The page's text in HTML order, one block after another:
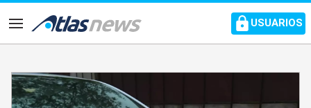
common.go-to-content
Navegación
USUARIOS